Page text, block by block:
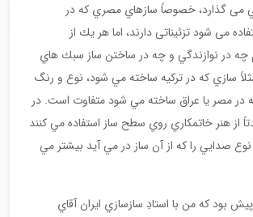
می گذارد، خصوصاً سازهاي مصري كه در
می شود تزئیناتی دارند، اما هر يك از
در نوازندگي و چه در ساختن ساز سبك هاي
سازي كه در تركيه ساخته مي شود، نوع و رنگ
در مصر يا عراق ساخته مي شود متفاوت است. در
از هنر خاتمكاري روي سطح ساز استفاده مي كنند
نوع صدايي را كه از آن ساز در مي آيد بيشتر مي
بود كه من با استادِ سازسازي ايران آقاي